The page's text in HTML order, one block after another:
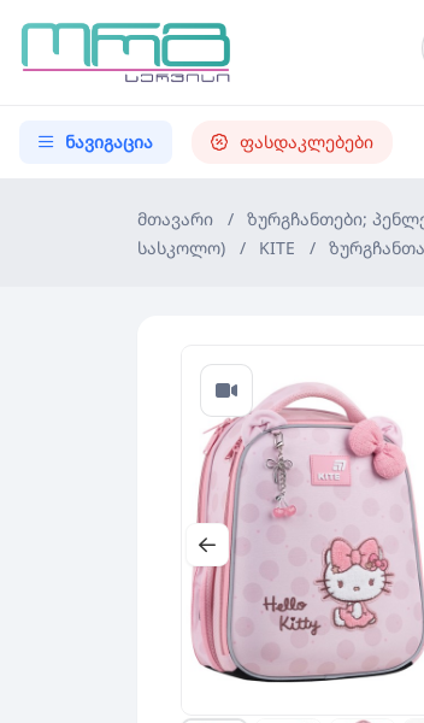
ნავიგაცია ფასდაკლებები
მთავარი / ზურგჩანთები;
სასკოლო)
/ KITE /